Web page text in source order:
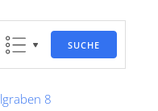
SUCHE
8